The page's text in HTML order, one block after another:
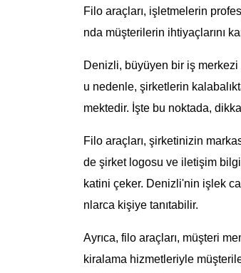
Filo araçları, işletmelerin
nda müşterilerin ihtiyaçlarını
Denizli, büyüyen bir iş
u nedenle, şirketlerin
mektedir. İşte bu noktada,
Filo araçları, şirketinizin
de şirket logosu ve iletişim
katini çeker. Denizli'nin işlek
nlarca kişiye tanıtabilir.
Ayrıca, filo araçları, müşteri
kiralama hizmetleriyle